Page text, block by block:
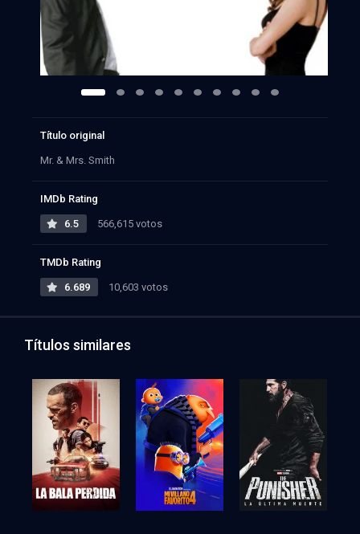
Título original
Mr. & Mrs. Smith
IMDb Rating
6.5 566,615 votos
TMDb Rating
6.689 10,603 votos
Títulos similares